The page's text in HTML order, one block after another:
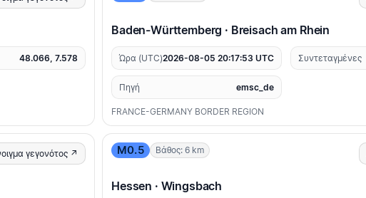
48.066, 7.578
Baden-Württemberg · Breisach am Rhein
Ώρα (UTC)2026-08-05 20:17:53 UTC Συντεταγμένες
Πηγή emsc_de
FRANCE-GERMANY BORDER REGION
γεγονότος ↗ M0.5 Βάθος: 6 km
Hessen · Wingsbach